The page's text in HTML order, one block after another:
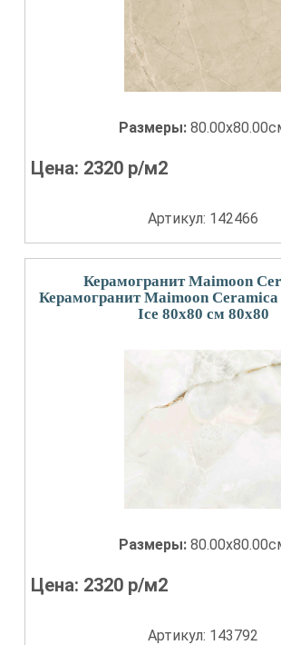
Размеры:
Цена: 2320 р/м2
Артикул: 142466
Керамогранит Maimoon
Керамогранит Maimoon
Ice 80х80 см 80x80
Размеры:
Цена: 2320 р/м2
Артикул: 143792